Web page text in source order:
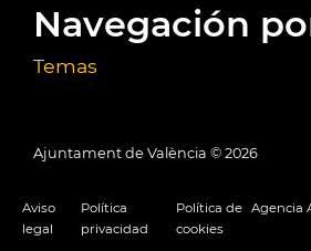
Navegación
Temas
Ajuntament de València © 2026
Aviso
legal
Política
privacidad
Política de
cookies
Agencia